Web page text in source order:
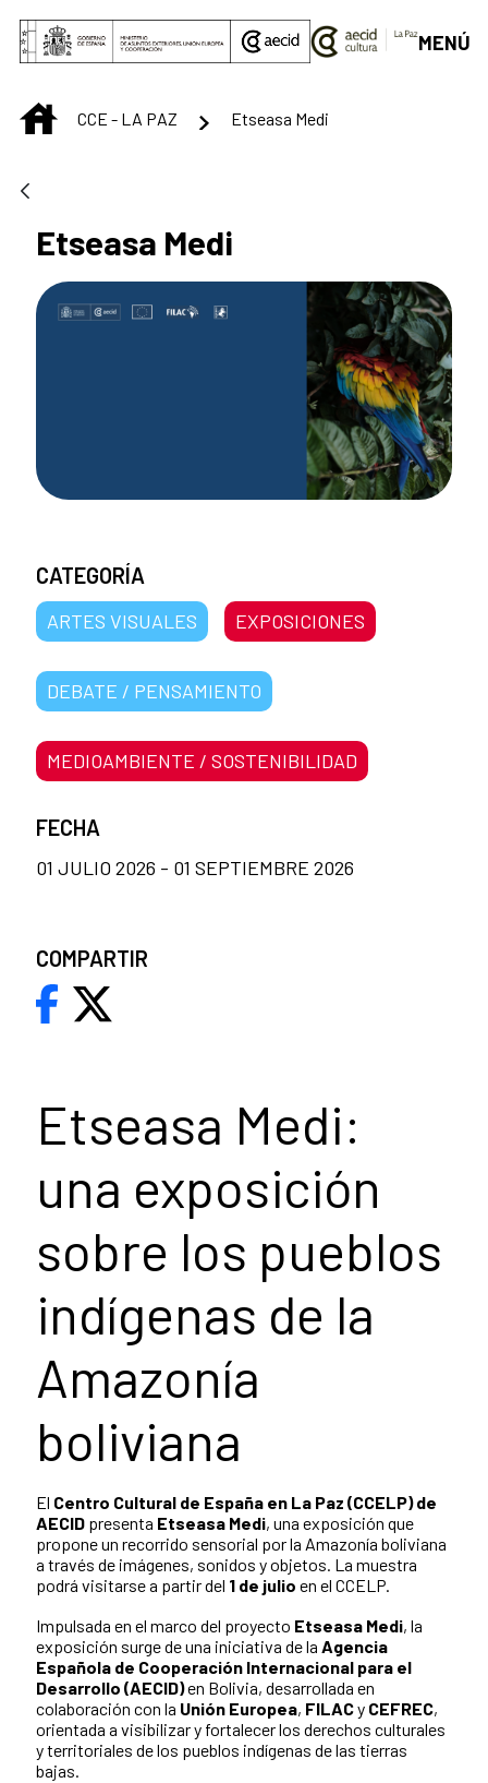
Saltar al contenido principal
MENÚ
INICIOCCE - LA PAZ Etseasa Medi
Etseasa Medi
Etseasa Medi:
una exposición
sobre los pueblos
indígenas de la
Amazonía
boliviana
El Centro Cultural de España en La Paz (CCELP) de
AECID presenta Etseasa Medi, una exposición que
propone un recorrido sensorial por la Amazonía boliviana
a través de imágenes, sonidos y objetos. La muestra
podrá visitarse a partir del 1 de julio en el CCELP.
Impulsada en el marco del proyecto Etseasa Medi, la
exposición surge de una iniciativa de la Agencia
Española de Cooperación Internacional para el
Desarrollo (AECID)en Bolivia, desarrollada en
colaboración con la Unión Europea, FILACy CEFREC,
orientada a visibilizar y fortalecer los derechos culturales
y territoriales de los pueblos indígenas de las tierras
bajas.
CATEGORÍA
ARTES VISUALES EXPOSICIONES
DEBATE / PENSAMIENTO
MEDIOAMBIENTE / SOSTENIBILIDAD
FECHA
01 JULIO 2026 - 01 SEPTIEMBRE 2026
COMPARTIR